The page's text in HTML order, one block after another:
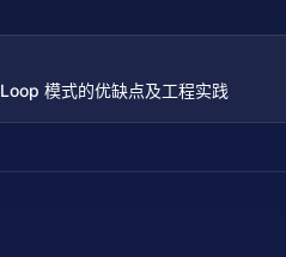
模式的优缺点及工程实践